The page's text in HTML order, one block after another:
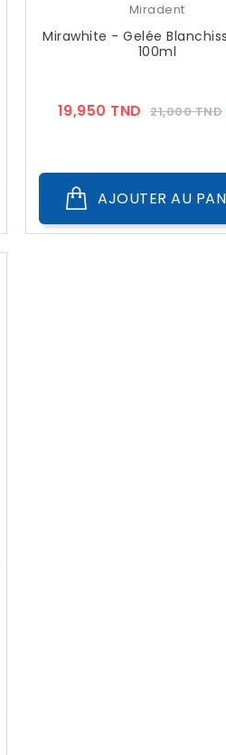
Miradent
Mirawhite - Gelée
100ml
19,950 TND Prix
21,000 TND
AJOUTER AU